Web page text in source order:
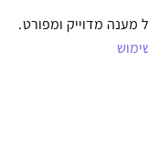
מדוייק ומפורט.